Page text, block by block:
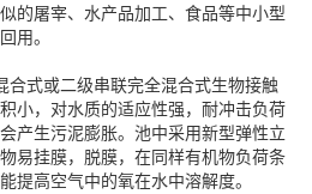
的屠宰、水产品加工、食品等中小型
用。
合式或二级串联完全混合式生物接触
小，对水质的适应性强，耐冲击负荷
产生污泥膨胀。池中采用新型弹性立
易挂膜，脱膜，在同样有机物负荷条
提高空气中的氧在水中溶解度。